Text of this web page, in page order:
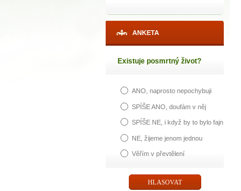
ANKETA
Existuje posmrtný život?
ANO, naprosto nepochybuji
SPÍŠE ANO, doufám v něj
SPÍŠE NE, i když by to bylo fajn
NE, žijeme jenom jednou
Věřím v převtělení